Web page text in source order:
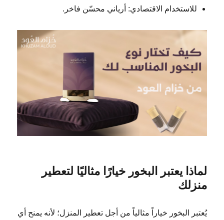
للاستخدام الاقتصادي: أرياني محسّن فاخر.
لماذا يعتبر البخور خيارًا مثاليًا لتعطير
منزلك
يُعتبر البخور خياراً مثالياً من أجل تعطير المنزل؛ لأنه يمنح أي